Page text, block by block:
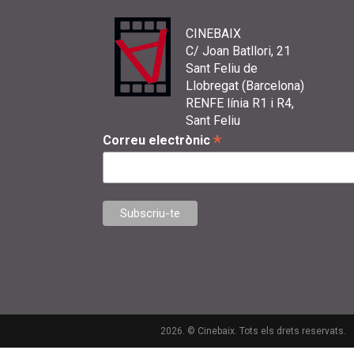
CINEBAIX
C/ Joan Batllori, 21
Sant Feliu de
Llobregat (Barcelona)
RENFE línia R1 i R4,
Sant Feliu
Correu electrònic *
2026. © Cinebaix. Tots els drets reservats.